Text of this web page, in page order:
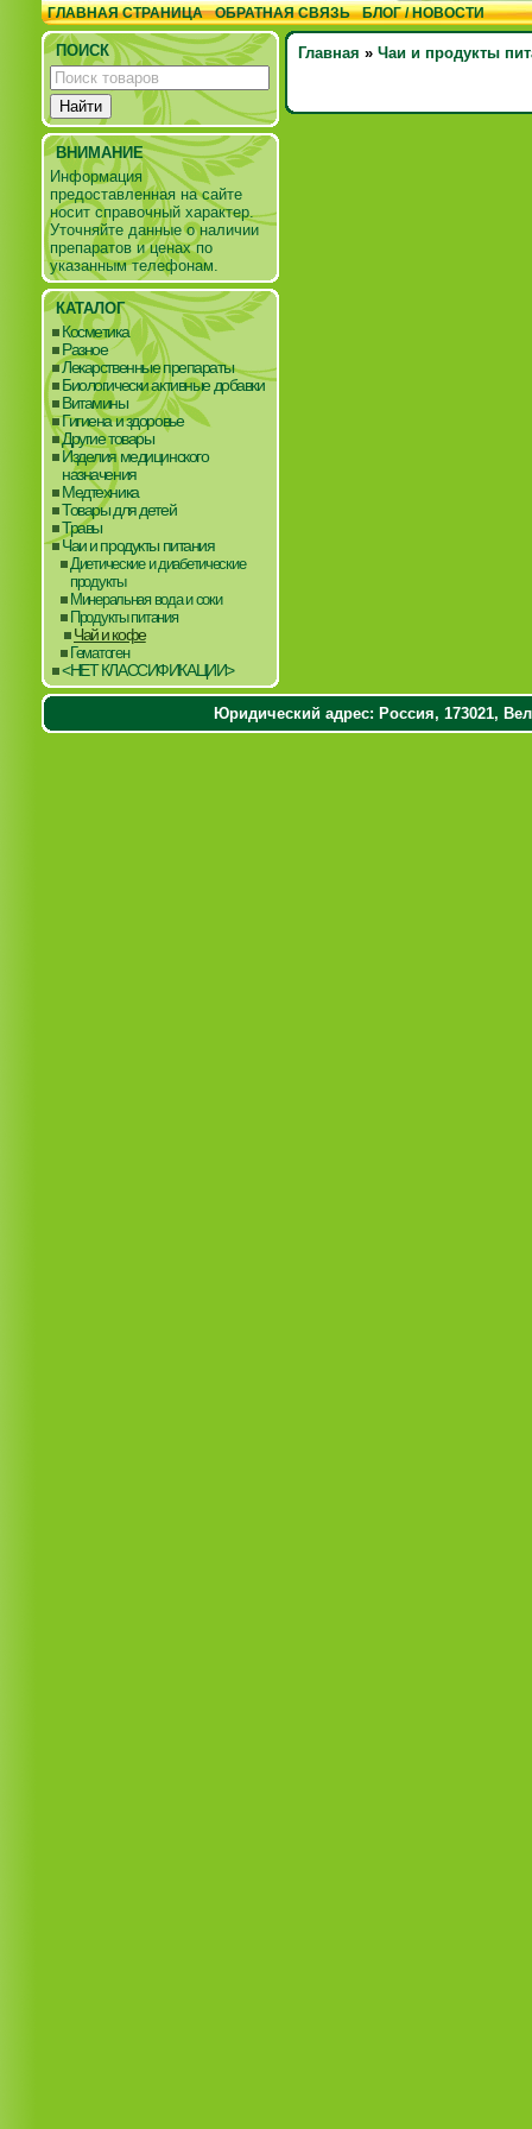
ГЛАВНАЯ СТРАНИЦА ОБРАТНАЯ СВЯЗЬ БЛОГ / НОВОСТИ
ПОИСК
ВНИМАНИЕ
Информация
предоставленная на сайте
носит справочный характер.
Уточняйте данные о наличии
препаратов и ценах по
указанным телефонам.
КАТАЛОГ
Косметика
Разное
Лекарственные препараты
Биологически активные добавки
Витамины
Гигиена и здоровье
Другие товары
Изделия медицинского
назначения
Медтехника
Товары для детей
Травы
Чаи и продукты питания
Диетические и диабетические
продукты
Минеральная вода и соки
Продукты питания
Чай и кофе
Гематоген
<НЕТ КЛАССИФИКАЦИИ>
Главная » Чаи и продукты
Юридический адрес: Россия, 173021,